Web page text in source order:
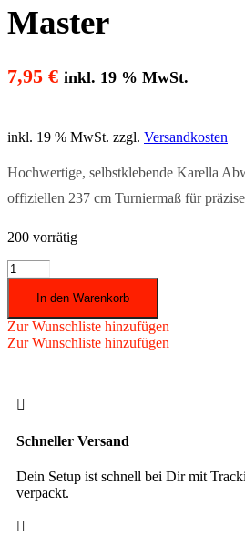
Master
7,95 € inkl. 19 % MwSt.
inkl. 19 % MwSt. zzgl. Versandkosten
Hochwertige, selbstklebende Karella
offiziellen 237 cm Turniermaß für
200 vorrätig
Karella
-
Abwurflinie
Master
Menge
In den Warenkorb
Zur Wunschliste hinzufügen
Zur Wunschliste hinzufügen

Schneller Versand
Dein Setup ist schnell bei Dir mit
verpackt.
